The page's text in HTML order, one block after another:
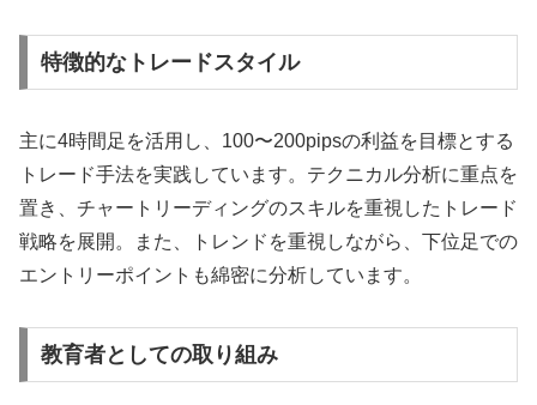
特徴的なトレードスタイル
主に4時間足を活用し、100〜200pipsの利益を目標とする
トレード手法を実践しています。テクニカル分析に重点を
置き、チャートリーディングのスキルを重視したトレード
戦略を展開。また、トレンドを重視しながら、下位足での
エントリーポイントも綿密に分析しています。
教育者としての取り組み